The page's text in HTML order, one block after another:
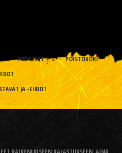
TUOTTEET
POISTOKORI
JA -EHDOT